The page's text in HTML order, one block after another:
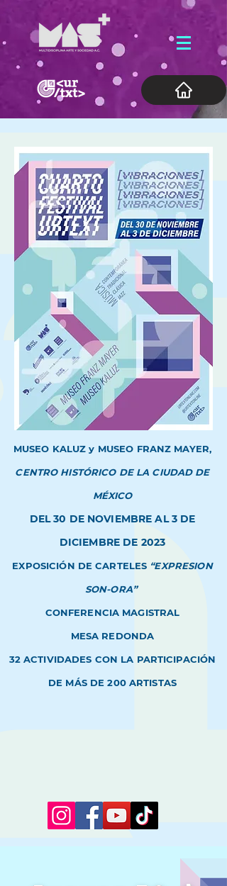
MUSEO KALUZ y MUSEO FRANZ MAYER,
CENTRO HISTÓRICO DE LA CIUDAD DE
MÉXICO
DEL30 DE NOVIEMBRE AL3DE
DICIEMBRE DE 2023
EXPOSICIÓN DE CARTELES “EXPRESION
SON-ORA”
CONFERENCIA MAGISTRAL
MESA REDONDA
32ACTIVIDADES CON LA PARTICIPACIÓN
DE MÁS DE200ARTISTAS